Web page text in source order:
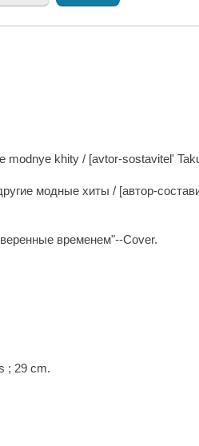
modnye khity / [avtor-sostavitelʹ
модные хиты / [aвтор-
временем"--Cover.
; 29 cm.